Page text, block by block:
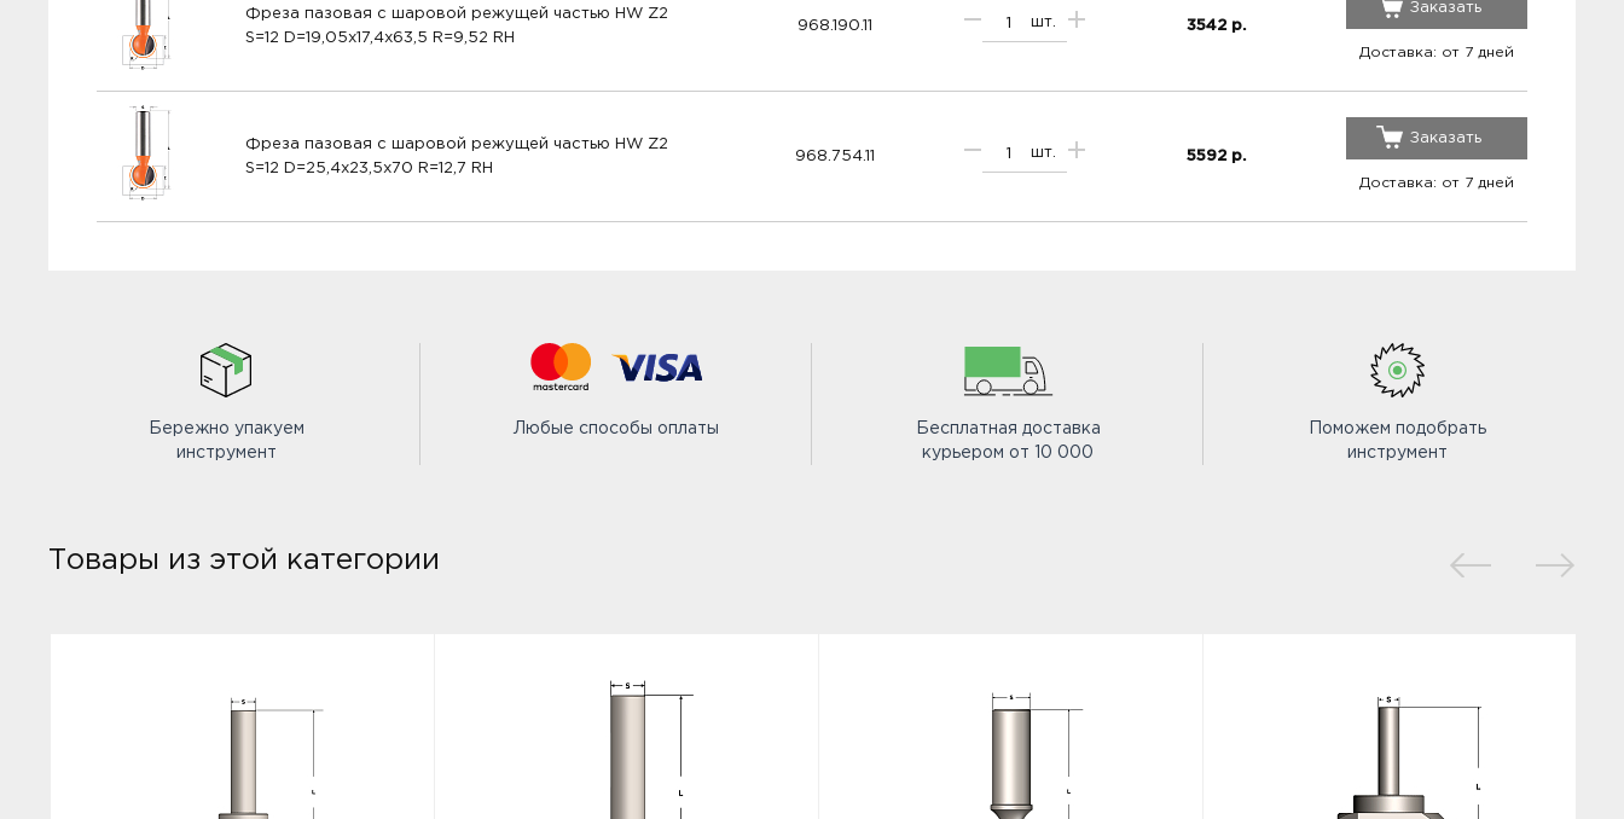
Фреза пазовая с шаровой режущей частью HW Z2
S=12 D=19,05x17,4x63,5 R=9,52 RH
968.190.11 шт. 3542 р.
Заказать
Доставка: от 7 дней
Фреза пазовая с шаровой режущей частью HW Z2
S=12 D=25,4x23,5x70 R=12,7 RH
968.754.11 шт. 5592 р.
Заказать
Доставка: от 7 дней
Бережно упакуем
инструмент
Любые способы оплаты
Бесплатная доставка
курьером от 10 000
Поможем подобрать
инструмент
Товары из этой категории